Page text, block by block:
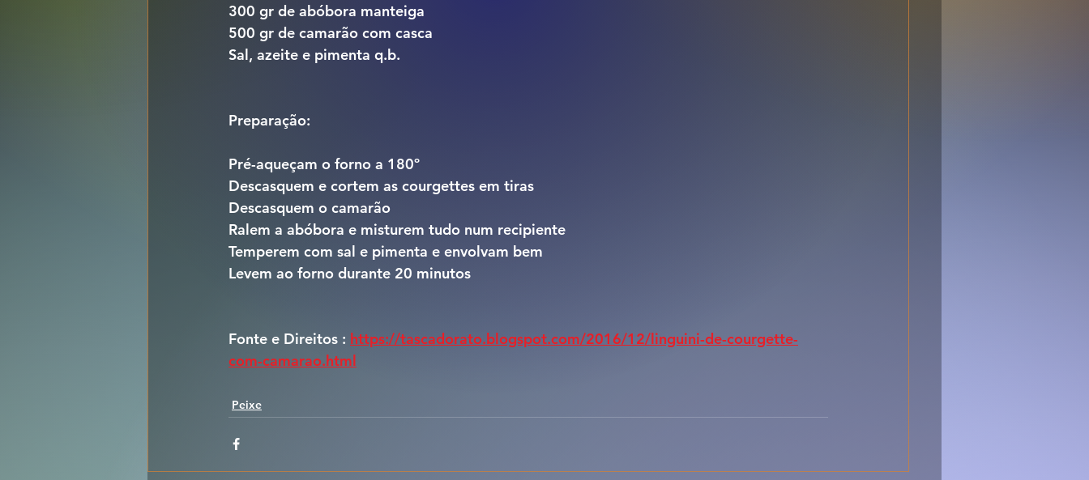
300 gr de abóbora manteiga
500 gr de camarão com casca
Sal, azeite e pimenta q.b.
Preparação:
Pré-aqueçam o forno a 180º
Descasquem e cortem as courgettes em tiras
Descasquem o camarão
Ralem a abóbora e misturem tudo num recipiente
Temperem com sal e pimenta e envolvam bem
Levem ao forno durante 20 minutos
Fonte e Direitos : https://tascadorato.blogspot.com/2016/12/linguini-de-courgette-
com-camarao.html
Peixe